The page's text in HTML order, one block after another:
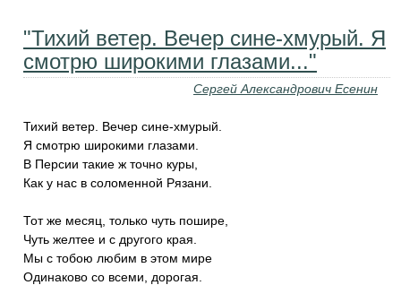
"Тихий ветер. Вечер сине-хмурый. Я
смотрю широкими глазами..."
Сергей Александрович Есенин
Тихий ветер. Вечер сине-хмурый.
Я смотрю широкими глазами.
В Персии такие ж точно куры,
Как у нас в соломенной Рязани.
Тот же месяц, только чуть пошире,
Чуть желтее и с другого края.
Мы с тобою любим в этом мире
Одинаково со всеми, дорогая.